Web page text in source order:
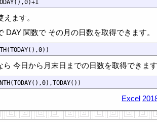
ます。
DAY 関数で その月の日数を取得できます。
ら 今日から月末日までの日数を取得できま
Excel